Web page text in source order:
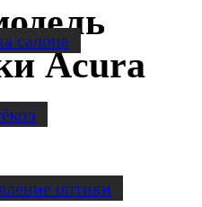
салона
оптики
Acura